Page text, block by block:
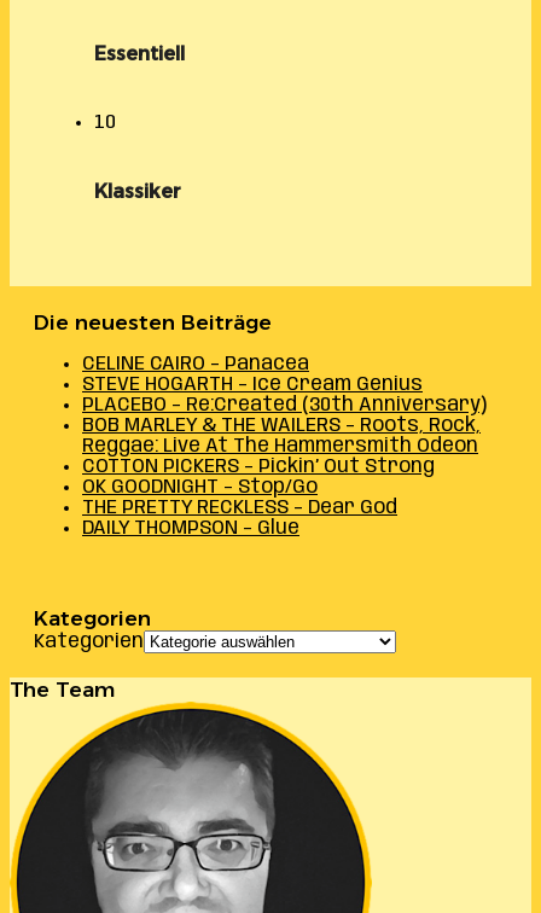
Essentiell
10
Klassiker
Die neuesten Beiträge
CELINE CAIRO – Panacea
STEVE HOGARTH – Ice Cream Genius
PLACEBO – Re:Created (30th Anniversary)
BOB MARLEY & THE WAILERS – Roots, Rock,
Reggae: Live At The Hammersmith Odeon
COTTON PICKERS – Pickin’ Out Strong
OK GOODNIGHT – Stop/Go
THE PRETTY RECKLESS – Dear God
DAILY THOMPSON – Glue
Kategorien
Kategorien
The Team